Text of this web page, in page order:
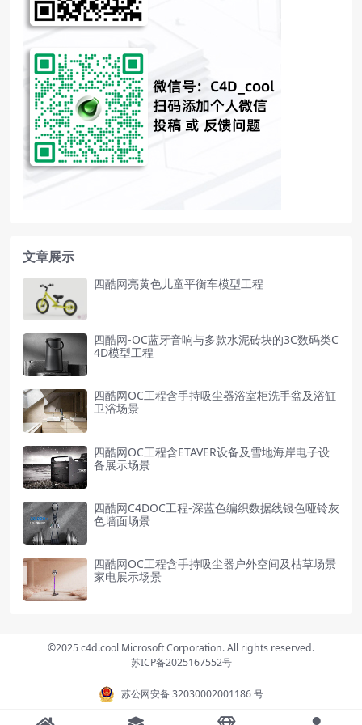
文章展示
四酷网亮黄色儿童平衡车模型工程
四酷网-OC蓝牙音响与多款水泥砖块的3C数码类C
4D模型工程
四酷网OC工程含手持吸尘器浴室柜洗手盆及浴缸
卫浴场景
四酷网OC工程含ETAVER设备及雪地海岸电子设
备展示场景
四酷网C4DOC工程-深蓝色编织数据线银色哑铃灰
色墙面场景
四酷网OC工程含手持吸尘器户外空间及枯草场景
家电展示场景
©2025 c4d.cool Microsoft Corporation. All rights reserved.
苏ICP备2025167552号
苏公网安备 32030002001186 号